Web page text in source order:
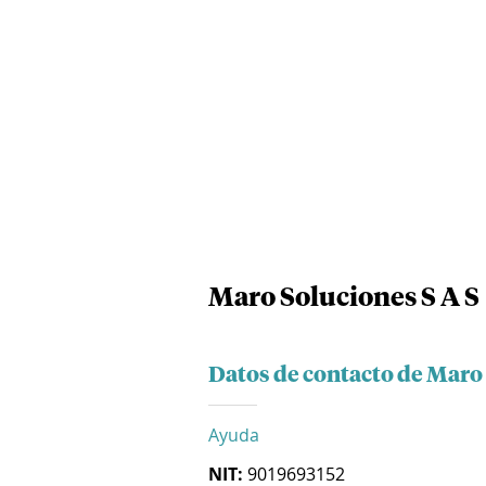
Maro Soluciones S A S
Datos de contacto de Maro
Ayuda
NIT: 9019693152